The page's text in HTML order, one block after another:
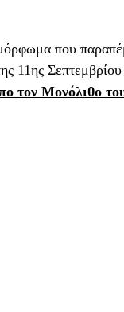
που
11ης
τον Μονόλιθο